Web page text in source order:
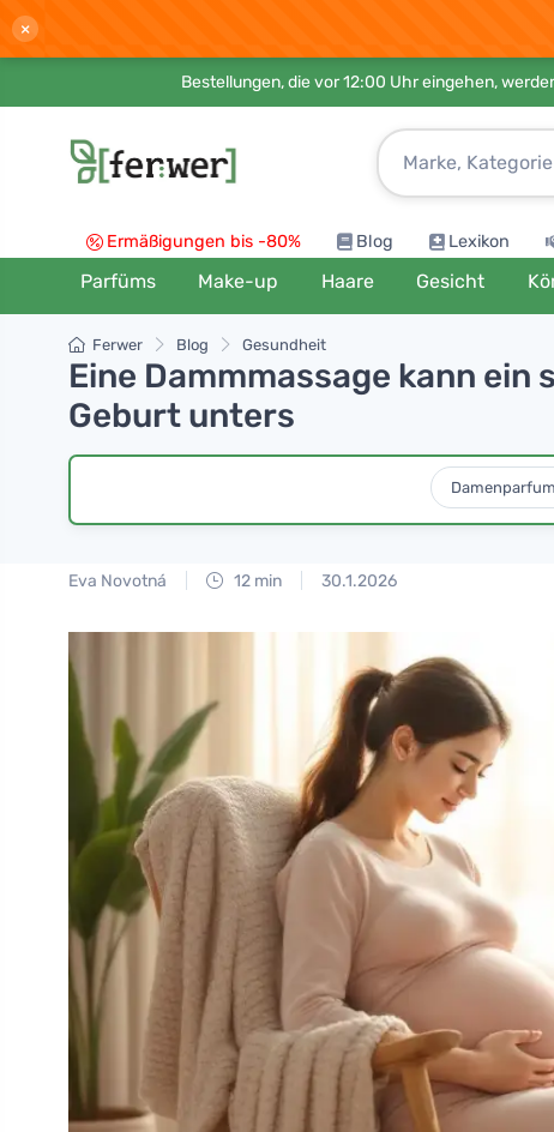
×
Bestellungen, die vor 12:00 Uhr eingehen,
Ermäßigungen bis -80% Blog Lexikon
Parfüms Make-up Haare Gesicht
Ferwer Blog Gesundheit
Eine Dammmassage kann
Geburt unters
Eva Novotná 12 min 30.1.2026